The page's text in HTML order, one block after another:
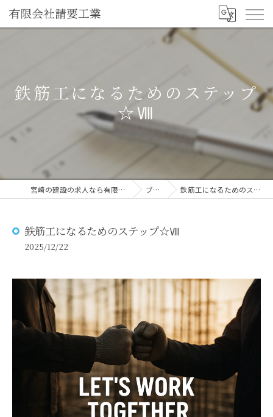
鉄筋工になるためのステップ
☆Ⅷ
宮崎の建設の求人なら有限会社請要工業 ブログ 鉄筋工になるためのステップ☆Ⅷ
鉄筋工になるためのステップ☆Ⅷ
2025/12/22